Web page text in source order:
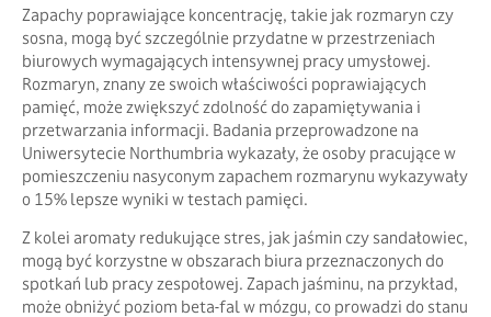
Zapachy poprawiające koncentrację, takie jak rozmaryn czy
sosna, mogą być szczególnie przydatne w przestrzeniach
biurowych wymagających intensywnej pracy umysłowej.
Rozmaryn, znany ze swoich właściwości poprawiających
pamięć, może zwiększyć zdolność do zapamiętywania i
przetwarzania informacji. Badania przeprowadzone na
Uniwersytecie Northumbria wykazały, że osoby pracujące w
pomieszczeniu nasyconym zapachem rozmarynu wykazywały
o 15% lepsze wyniki w testach pamięci.
Z kolei aromaty redukujące stres, jak jaśmin czy sandałowiec,
mogą być korzystne w obszarach biura przeznaczonych do
spotkań lub pracy zespołowej. Zapach jaśminu, na przykład,
może obniżyć poziom beta-fal w mózgu, co prowadzi do stanu